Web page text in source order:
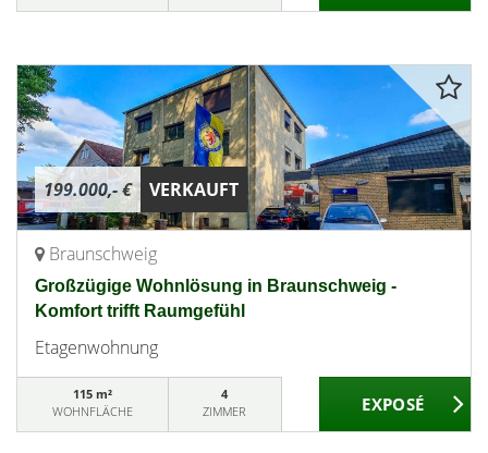
199.000,- € VERKAUFT
Braunschweig
Großzügige Wohnlösung in Braunschweig -
Komfort trifft Raumgefühl
Etagenwohnung
115 m²
WOHNFLÄCHE
4
ZIMMER